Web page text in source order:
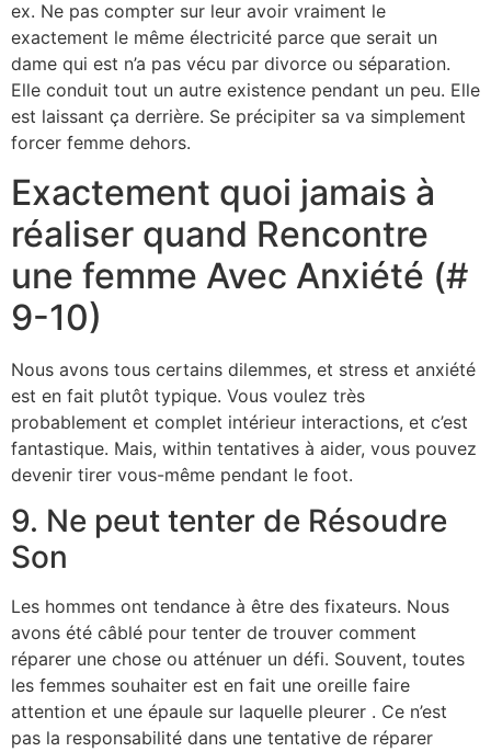
ex. Ne pas compter sur leur avoir vraiment le
exactement le même électricité parce que serait un
dame qui est n’a pas vécu par divorce ou séparation.
Elle conduit tout un autre existence pendant un peu. Elle
est laissant ça derrière. Se précipiter sa va simplement
forcer femme dehors.
Exactement quoi jamais à
réaliser quand Rencontre
une femme Avec Anxiété (#
9-10)
Nous avons tous certains dilemmes, et stress et anxiété
est en fait plutôt typique. Vous voulez très
probablement et complet intérieur interactions, et c’est
fantastique. Mais, within tentatives à aider, vous pouvez
devenir tirer vous-même pendant le foot.
9. Ne peut tenter de Résoudre
Son
Les hommes ont tendance à être des fixateurs. Nous
avons été câblé pour tenter de trouver comment
réparer une chose ou atténuer un défi. Souvent, toutes
les femmes souhaiter est en fait une oreille faire
attention et une épaule sur laquelle pleurer . Ce n’est
pas la responsabilité dans une tentative de réparer